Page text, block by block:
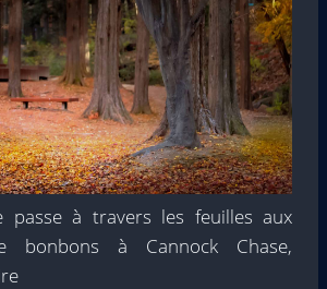
passe à travers les feuilles aux
bonbons à Cannock Chase,